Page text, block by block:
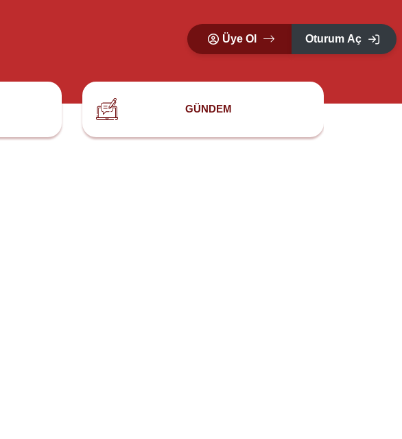
Üye Ol Oturum Aç
GÜNDEM